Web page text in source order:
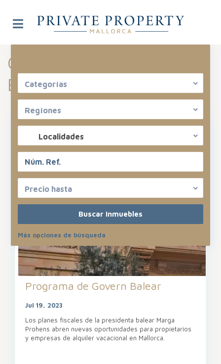
Categorías
Regíones
Localidades
Precio hasta
Más opciones de búsqueda
Categoría Archivos:
Economía
Programa de Govern Balear
Jul 19, 2023
Los planes fiscales de la presidenta balear Marga
Prohens abren nuevas oportunidades para propietarios
y empresas de alquiler vacacional en Mallorca.